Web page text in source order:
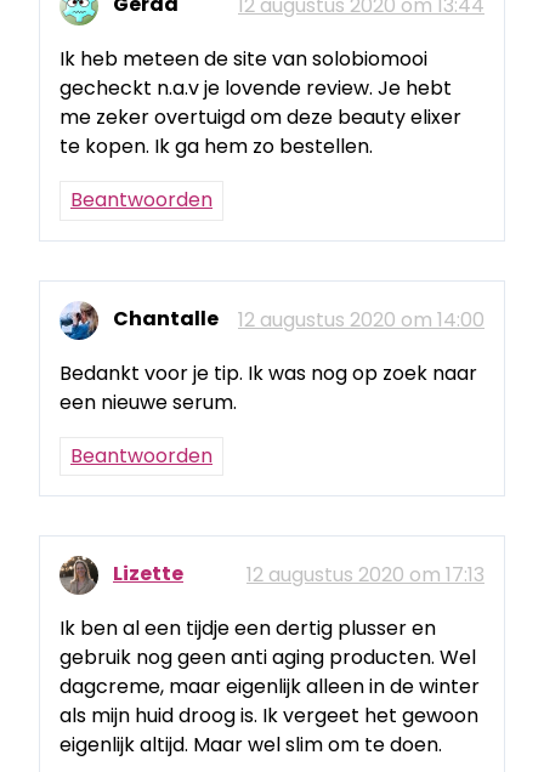
12 augustus 2020 om 13:44
Ik heb meteen de site van solobiomooi
gecheckt n.a.v je lovende review. Je hebt
me zeker overtuigd om deze beauty elixer
te kopen. Ik ga hem zo bestellen.
Beantwoorden
Chantalle
12 augustus 2020 om 14:00
Bedankt voor je tip. Ik was nog op zoek naar
een nieuwe serum.
Beantwoorden
Lizette
12 augustus 2020 om 17:13
Ik ben al een tijdje een dertig plusser en
gebruik nog geen anti aging producten. Wel
dagcreme, maar eigenlijk alleen in de winter
als mijn huid droog is. Ik vergeet het gewoon
eigenlijk altijd. Maar wel slim om te doen.